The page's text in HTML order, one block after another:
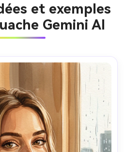
et exemples
Gemini AI